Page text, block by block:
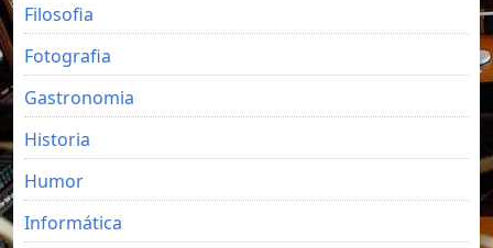
Filosofia
Fotografia
Gastronomia
Historia
Humor
Informática